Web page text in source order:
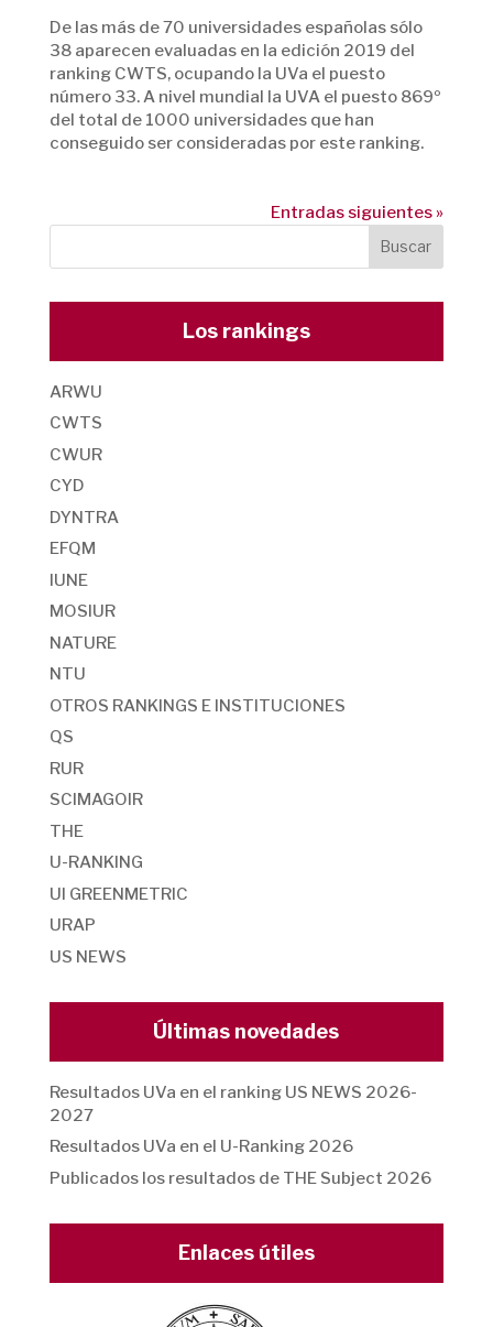
De las más de 70 universidades españolas sólo
38 aparecen evaluadas en la edición 2019 del
ranking CWTS, ocupando la UVa el puesto
número 33. A nivel mundial la UVA el puesto 869º
del total de 1000 universidades que han
conseguido ser consideradas por este ranking.
Entradas siguientes »
Los rankings
ARWU
CWTS
CWUR
CYD
DYNTRA
EFQM
IUNE
MOSIUR
NATURE
NTU
OTROS RANKINGS E INSTITUCIONES
QS
RUR
SCIMAGOIR
THE
U-RANKING
UI GREENMETRIC
URAP
US NEWS
Últimas novedades
Resultados UVa en el ranking US NEWS 2026-
2027
Resultados UVa en el U-Ranking 2026
Publicados los resultados de THE Subject 2026
Enlaces útiles